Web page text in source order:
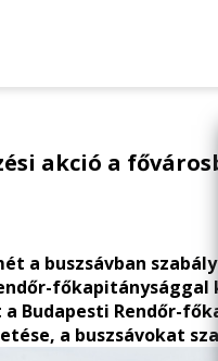
akció a
a buszsávban
Budapesti Rendőr-
a buszsávokat